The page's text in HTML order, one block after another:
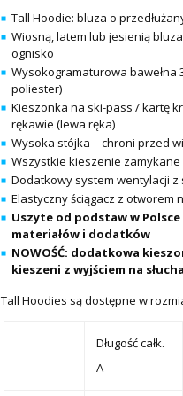
Tall Hoodie: bluza o
Wiosną, latem lub jesienią
ognisko
Wysokogramaturowa bawełna
poliester)
Kieszonka na ski-pass / kartę
rękawie (lewa ręka)
Wysoka stójka – chroni przed
Wszystkie kieszenie
Dodatkowy system wentylacji z
Elastyczny ściągacz z otworem
Uszyte od podstaw w
materiałów i dodatków
NOWOŚĆ: dodatkowa
kieszeni z wyjściem na
Tall Hoodies są dostępne w
Długość całk.
A